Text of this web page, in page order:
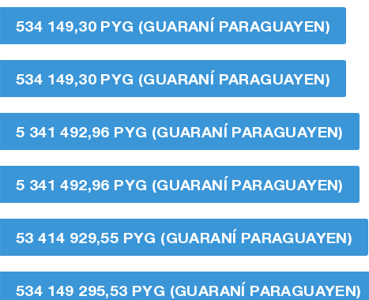
534 149,30 PYG (GUARANÍ PARAGUAYEN)
534 149,30 PYG (GUARANÍ PARAGUAYEN)
5 341 492,96 PYG (GUARANÍ PARAGUAYEN)
5 341 492,96 PYG (GUARANÍ PARAGUAYEN)
53 414 929,55 PYG (GUARANÍ PARAGUAYEN)
534 149 295,53 PYG (GUARANÍ PARAGUAYEN)